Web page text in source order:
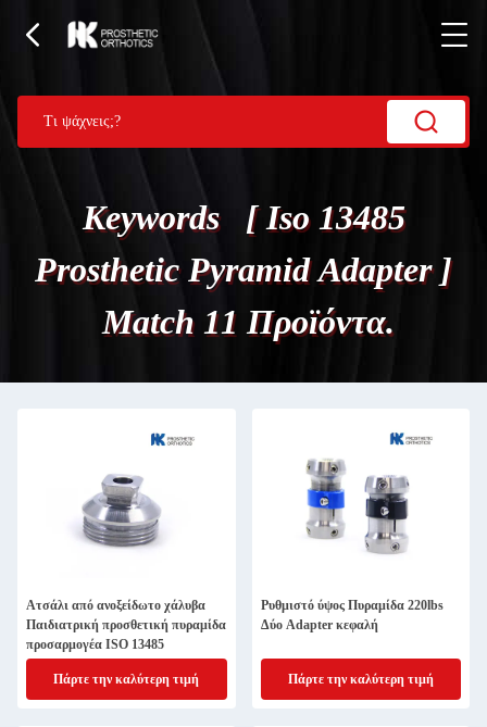
Keywords [ Iso 13485
Prosthetic Pyramid Adapter ]
Match 11 Προϊόντα.
Ατσάλι από ανοξείδωτο χάλυβα
Παιδιατρική προσθετική πυραμίδα
προσαρμογέα ISO 13485
Πάρτε την καλύτερη τιμή
Ρυθμιστό ύψος Πυραμίδα 220lbs
Δύο Adapter κεφαλή
Πάρτε την καλύτερη τιμή